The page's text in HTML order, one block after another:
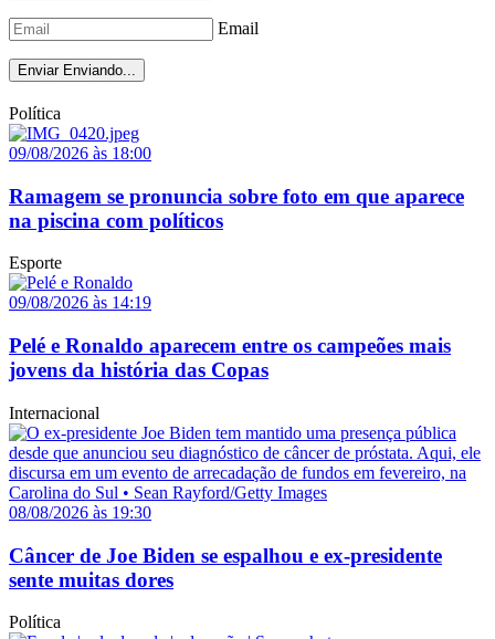
Email
Enviar Enviando...
Política
09/08/2026 às 18:00
Ramagem se pronuncia sobre foto em que aparece
na piscina com políticos
Esporte
09/08/2026 às 14:19
Pelé e Ronaldo aparecem entre os campeões mais
jovens da história das Copas
Internacional
08/08/2026 às 19:30
Câncer de Joe Biden se espalhou e ex-presidente
sente muitas dores
Política